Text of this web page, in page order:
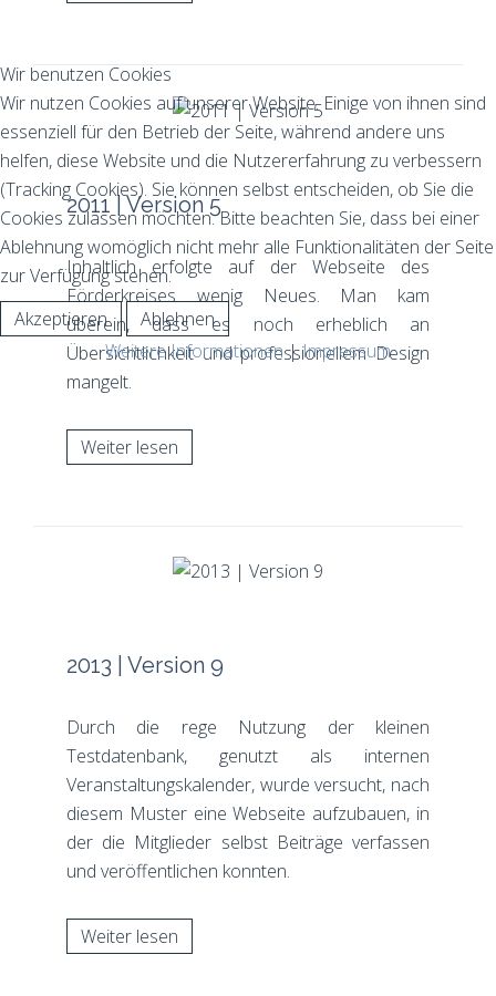
2011 | Version 5
Inhaltlich erfolgte auf der Webseite des
Förderkreises wenig Neues. Man kam
überein, dass es noch erheblich an
Übersichtlichkeit und professionellem Design
mangelt.
Weiter lesen
2013 | Version 9
Durch die rege Nutzung der kleinen
Testdatenbank, genutzt als internen
Veranstaltungskalender, wurde versucht, nach
diesem Muster eine Webseite aufzubauen, in
der die Mitglieder selbst Beiträge verfassen
und veröffentlichen konnten.
Weiter lesen
Wir benutzen Cookies
Wir nutzen Cookies auf unserer Website. Einige von ihnen sind
essenziell für den Betrieb der Seite, während andere uns
helfen, diese Website und die Nutzererfahrung zu verbessern
(Tracking Cookies). Sie können selbst entscheiden, ob Sie die
Cookies zulassen möchten. Bitte beachten Sie, dass bei einer
Ablehnung womöglich nicht mehr alle Funktionalitäten der Seite
zur Verfügung stehen.
Akzeptieren
Ablehnen
Weitere Informationen|Impressum